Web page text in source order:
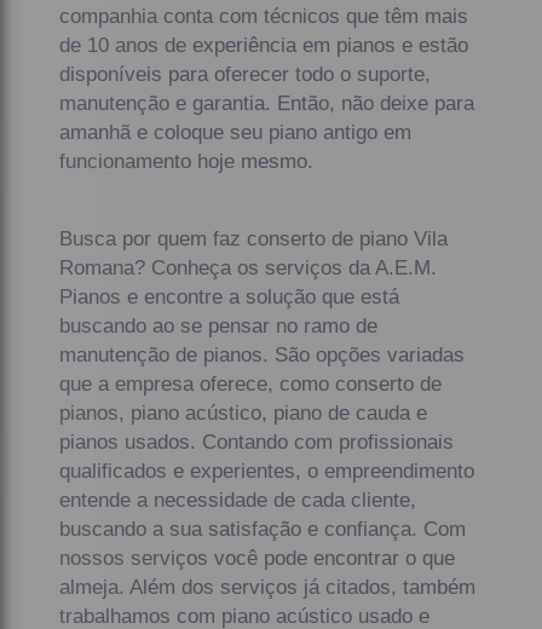
companhia conta com técnicos que têm mais
de 10 anos de experiência em pianos e estão
disponíveis para oferecer todo o suporte,
manutenção e garantia. Então, não deixe para
amanhã e coloque seu piano antigo em
funcionamento hoje mesmo.
Busca por quem faz conserto de piano Vila
Romana? Conheça os serviços da A.E.M.
Pianos e encontre a solução que está
buscando ao se pensar no ramo de
manutenção de pianos. São opções variadas
que a empresa oferece, como conserto de
pianos, piano acústico, piano de cauda e
pianos usados. Contando com profissionais
qualificados e experientes, o empreendimento
entende a necessidade de cada cliente,
buscando a sua satisfação e confiança. Com
nossos serviços você pode encontrar o que
almeja. Além dos serviços já citados, também
trabalhamos com piano acústico usado e